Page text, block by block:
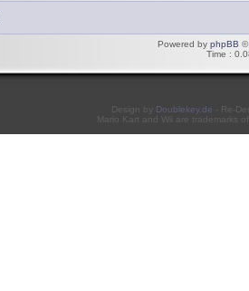
Powered by phpBB ©
Time :
Design by Doublekey.de - Re-
Mario Kart and Wii are trademarks